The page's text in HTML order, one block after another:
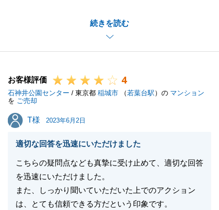
続きを読む
お取引自体がスムーズにいったのもK様のご尽力のお
引き続き、末永くよろしくお願い申し上げます。
閉じる
お客様評価 4
石神井公園センター / 東京都 稲城市 （若葉台駅）の マンション
を ご売却
T様
T様 2023年6月2日
適切な回答を迅速にいただけました
こちらの疑問点なども真摯に受け止めて、適切な回答
を迅速にいただけました。
また、しっかり聞いていただいた上でのアクション
は、とても信頼できる方だという印象です。